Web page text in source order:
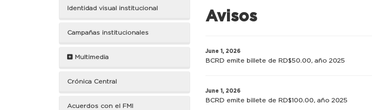
Identidad visual institucional
Campañas institucionales
Multimedia
Crónica Central
Acuerdos con el FMI
Avisos
June 1, 2026
BCRD emite billete de RD$50.00, año 2025
June 1, 2026
BCRD emite billete de RD$100.00, año 2025